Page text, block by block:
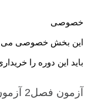
خصوصی
این بخش خصوصی می
باید این دوره را
آزمون فصل2